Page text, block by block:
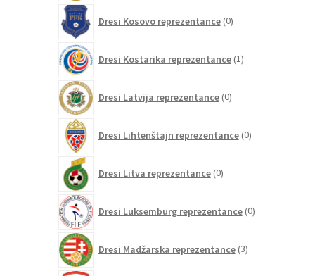
Dresi Kosovo reprezentance 0izdelkov
Dresi Kostarika reprezentance 1izdelek
Dresi Latvija reprezentance 0izdelkov
Dresi Lihtenštajn reprezentance 0izdelkov
Dresi Litva reprezentance 0izdelkov
Dresi Luksemburg reprezentance 0izdelkov
Dresi Madžarska reprezentance 3izdelki